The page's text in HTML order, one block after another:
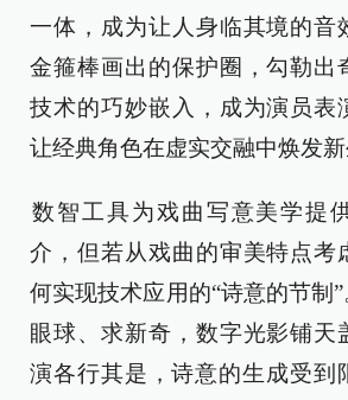
一体，成为让人身临其境的音
金箍棒画出的保护圈，勾勒出
技术的巧妙嵌入，成为演员表
让经典角色在虚实交融中焕发新
数智工具为戏曲写意美学提
介，但若从戏曲的审美特点考
何实现技术应用的“诗意的节制
眼球、求新奇，数字光影铺天
演各行其是，诗意的生成受到